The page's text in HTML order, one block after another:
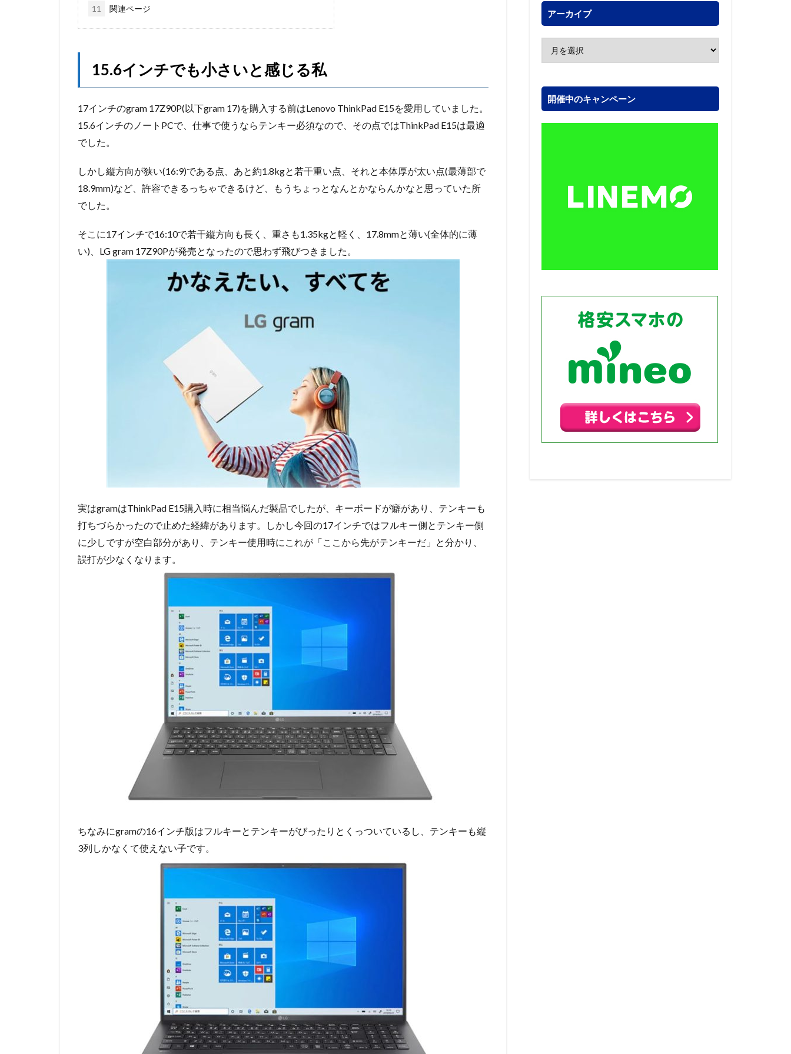
11 関連ページ
15.6インチでも小さいと感じる私
17インチのgram 17Z90P(以下gram 17)を購入する前はLenovo ThinkPad E15を愛用していました。
15.6インチのノートPCで、仕事で使うならテンキー必須なので、その点ではThinkPad E15は最適
でした。
しかし縦方向が狭い(16:9)である点、あと約1.8kgと若干重い点、それと本体厚が太い点(最薄部で
18.9mm)など、許容できるっちゃできるけど、もうちょっとなんとかならんかなと思っていた所
でした。
そこに17インチで16:10で若干縦方向も長く、重さも1.35kgと軽く、17.8mmと薄い(全体的に薄
い)、LG gram 17Z90Pが発売となったので思わず飛びつきました。
実はgramはThinkPad E15購入時に相当悩んだ製品でしたが、キーボードが癖があり、テンキーも
打ちづらかったので止めた経緯があります。しかし今回の17インチではフルキー側とテンキー側
に少しですが空白部分があり、テンキー使用時にこれが「ここから先がテンキーだ」と分かり、
誤打が少なくなります。
ちなみにgramの16インチ版はフルキーとテンキーがびったりとくっついているし、テンキーも縦
3列しかなくて使えない子です。
アーカイブ
開催中のキャンペーン